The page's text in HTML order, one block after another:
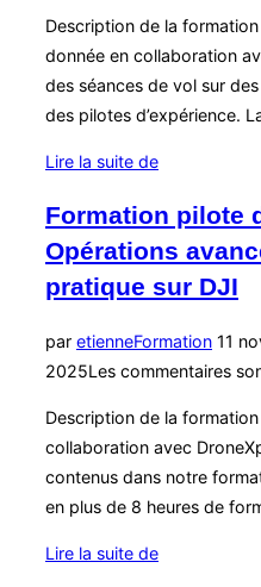
Description de la
donnée en collaboration
des séances de vol sur
des pilotes d’expérience.
Lire la suite de« Formation
sur
DJI »
Formation pilote
Opérations
pratique sur DJI
par etienneFormationPublié
le
11
2025Les commentaires
Description de la
collaboration avec
contenus dans notre
en plus de 8 heures de
Lire la suite de« Formation